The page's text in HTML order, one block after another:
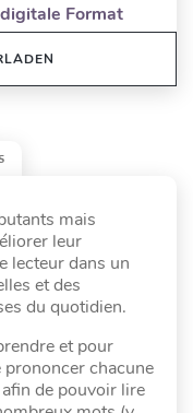
Format
mais
leur
lecteur dans un
et des
du quotidien.
et pour
chacune
de pouvoir lire